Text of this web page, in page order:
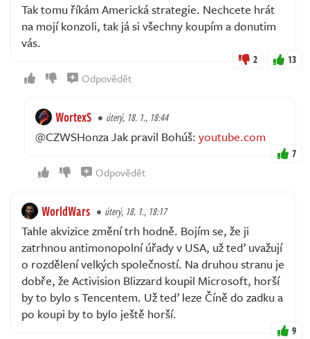
Tak tomu říkám Americká strategie. Nechcete hrát
na mojí konzoli, tak já si všechny koupím a donutim
vás.
2 13
Odpovědět
WortexS úterý, 18. 1., 18:44
@CZWSHonza Jak pravil Bohúš: youtube.com
7
Odpovědět
WorldWars úterý, 18. 1., 18:17
Tahle akvizice změní trh hodně. Bojím se, že ji
zatrhnou antimonopolní úřady v USA, už teď uvažují
o rozdělení velkých společností. Na druhou stranu je
dobře, že Activision Blizzard koupil Microsoft, horší
by to bylo s Tencentem. Už teď leze Číně do zadku a
po koupi by to bylo ještě horší.
9